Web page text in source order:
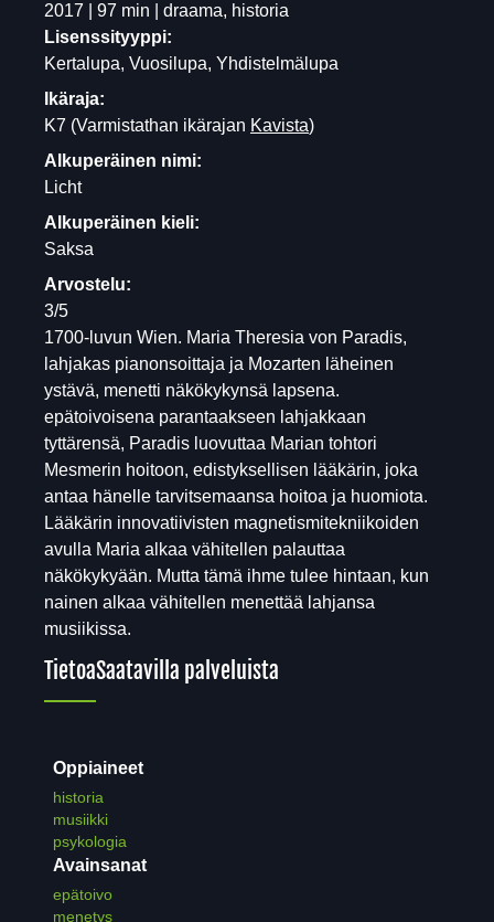
2017 | 97 min | draama, historia
Lisenssityyppi:
Kertalupa, Vuosilupa, Yhdistelmälupa
Ikäraja:
K7 (Varmistathan ikärajan Kavista)
Alkuperäinen nimi:
Licht
Alkuperäinen kieli:
Saksa
Arvostelu:
3/5
1700-luvun Wien. Maria Theresia von Paradis,
lahjakas pianonsoittaja ja Mozarten läheinen
ystävä, menetti näkökykynsä lapsena.
epätoivoisena parantaakseen lahjakkaan
tyttärensä, Paradis luovuttaa Marian tohtori
Mesmerin hoitoon, edistyksellisen lääkärin, joka
antaa hänelle tarvitsemaansa hoitoa ja huomiota.
Lääkärin innovatiivisten magnetismitekniikoiden
avulla Maria alkaa vähitellen palauttaa
näkökykyään. Mutta tämä ihme tulee hintaan, kun
nainen alkaa vähitellen menettää lahjansa
musiikissa.
TietoaSaatavilla palveluista
Oppiaineet
historia
musiikki
psykologia
Avainsanat
epätoivo
menetys